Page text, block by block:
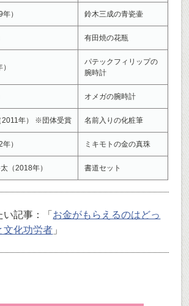
） 鈴木三成の青瓷壷
有田焼の花瓶
パテックフィリップの
腕時計
オメガの腕時計
2011年） ※団体受賞 名前入りの化粧筆
） ミキモトの金の真珠
（2018年） 書道セット
記事：「 お金がもらえるのはどっ
文化功労者 」